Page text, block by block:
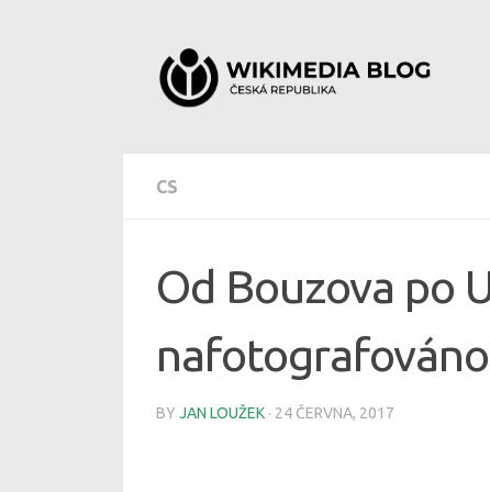
CS
Od Bouzova po
BY JAN LOUŽEK · 24 ČERVNA, 2017